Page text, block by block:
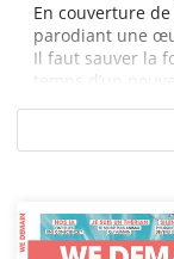
En couverture
parodiant une
Il faut sauver la
temps d’un